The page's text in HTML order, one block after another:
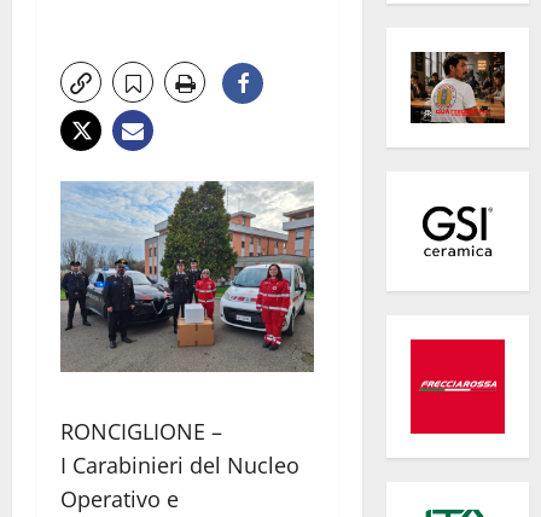
RONCIGLIONE –
I Carabinieri del Nucleo
Operativo e